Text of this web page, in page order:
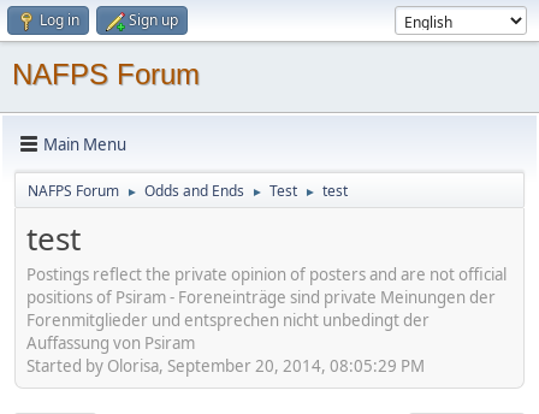
Log in Sign up
NAFPS Forum
Main Menu
NAFPS Forum ► Odds and Ends ► Test ► test
test
Postings reflect the private opinion of posters and are not official
positions of Psiram - Foreneinträge sind private Meinungen der
Forenmitglieder und entsprechen nicht unbedingt der
Auffassung von Psiram
Started by Olorisa, September 20, 2014, 08:05:29 PM